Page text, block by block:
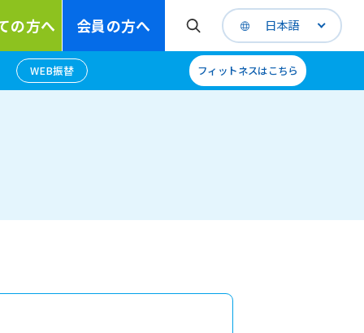
の方へ 会員の方へ 日本語
WEB振替 フィットネスはこちら